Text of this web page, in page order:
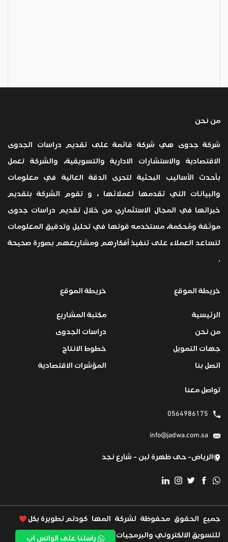
من نحن
شركة جدوى هي شركة قائمة على تقديم دراسات الجدوى
الاقتصادية والاستشارات الادارية والتسويقية، والشركة تعمل
بأحدث الأساليب البحثية لتحرى الدقة العالية في معلومات
والبيانات التي تقدمها لعملائها ، و تقوم الشركة بتقديم
خبراتها في المجال الاستثماري من خلال تقديم دراسات جدوى
موثقة ومُحكمة، مستخدمه قوتها في تحليل وتدقيق المعلومات
لتساعد العملاء على تنفيذ أفكارهم ومشاريعهم بصورة صحيحة
.
خريطة الموقع
الرئيسية
من نحن
جهات التمويل
اتصل بنا
خريطة الموقع
مكتبة المشاريع
دراسات الجدوى
خطوط الانتاج
المؤشرات الاقتصادية
تواصل معنا
0564986175
info@jadwa.com.sa
الرياض- حى ظهرة لبن - شارع نجد
جميع الحقوق محفوظة لشركة المها كود
للتسويق الالكتروني والبرمجيات
تم تطويرة بكل
بواسطة WeOryx
راسلنا على الواتس اب